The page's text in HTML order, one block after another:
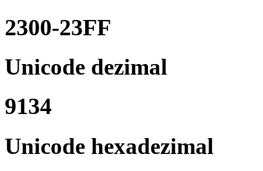
2300-23FF
Unicode dezimal
9134
Unicode hexadezimal